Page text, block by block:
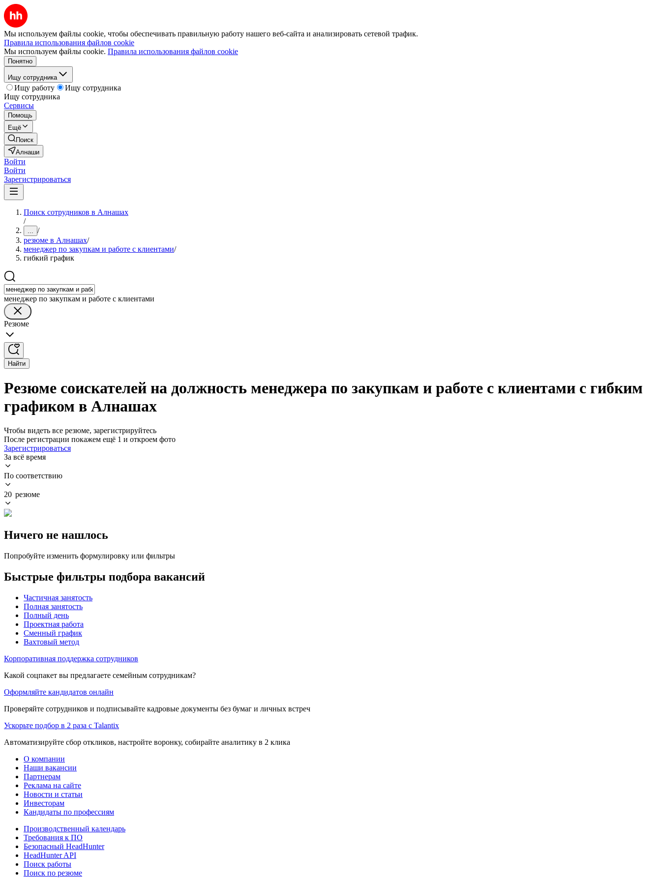
Мы используем файлы cookie, чтобы обеспечивать правильную работу нашего веб-сайта и анализировать сетевой трафик.
Правила использования файлов cookie
Мы используем файлы cookie. Правила использования файлов cookie
Понятно
Ищу сотрудника
Ищу работу
Ищу сотрудника
Ищу сотрудника
Сервисы
Помощь
Ещё
Поиск
Алнаши
Войти
Войти
Зарегистрироваться
Поиск сотрудников в Алнашах
/
... /
резюме в Алнашах/
менеджер по закупкам и работе с клиентами/
гибкий график
менеджер по закупкам и работе с клиентами
Резюме
Найти
Резюме соискателей на должность менеджера по закупкам и работе с клиентами с гибким
графиком в Алнашах
Чтобы видеть все резюме, зарегистрируйтесь
После регистрации покажем ещё 1 и откроем фото
Зарегистрироваться
За всё время
По соответствию
20 резюме
Ничего не нашлось
Попробуйте изменить формулировку или фильтры
Быстрые фильтры подбора вакансий
Частичная занятость
Полная занятость
Полный день
Проектная работа
Сменный график
Вахтовый метод
Корпоративная поддержка сотрудников
Какой соцпакет вы предлагаете семейным сотрудникам?
Оформляйте кандидатов онлайн
Проверяйте сотрудников и подписывайте кадровые документы без бумаг и личных встреч
Ускорьте подбор в 2 раза с Talantix
Автоматизируйте сбор откликов, настройте воронку, собирайте аналитику в 2 клика
О компании
Наши вакансии
Партнерам
Реклама на сайте
Новости и статьи
Инвесторам
Кандидаты по профессиям
Производственный календарь
Требования к ПО
Безопасный HeadHunter
HeadHunter API
Поиск работы
Поиск по резюме